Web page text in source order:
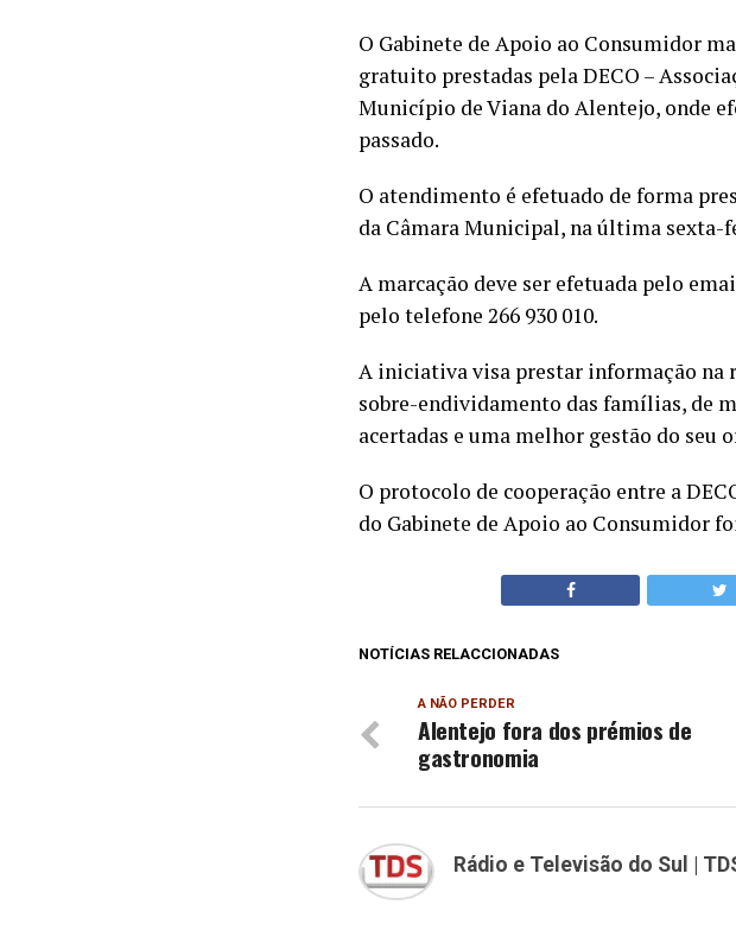
O Gabinete de Apoio ao Consumidor
gratuito prestadas pela DECO –
Município de Viana do Alentejo, onde
passado.
O atendimento é efetuado de forma
da Câmara Municipal, na última sexta-
A marcação deve ser efetuada pelo
pelo telefone 266 930 010.
A iniciativa visa prestar informação na
sobre-endividamento das famílias, de
acertadas e uma melhor gestão do seu
O protocolo de cooperação entre a
do Gabinete de Apoio ao Consumidor
NOTÍCIAS RELACCIONADAS
A NÃO PERDER
Alentejo fora dos prémios de
gastronomia
Rádio e Televisão do Sul |